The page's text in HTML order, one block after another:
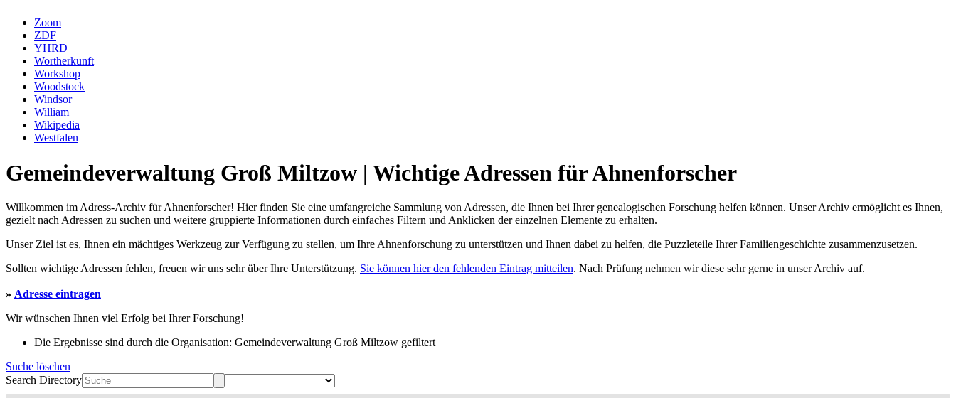
Zoom
ZDF
YHRD
Wortherkunft
Workshop
Woodstock
Windsor
William
Wikipedia
Westfalen
Gemeindeverwaltung Groß Miltzow | Wichtige Adressen für Ahnenforscher
Willkommen im Adress-Archiv für Ahnenforscher! Hier finden Sie eine umfangreiche Sammlung von Adressen, die Ihnen bei Ihrer genealogischen Forschung helfen können. Unser Archiv ermöglicht es Ihnen,
gezielt nach Adressen zu suchen und weitere gruppierte Informationen durch einfaches Filtern und Anklicken der einzelnen Elemente zu erhalten.
Unser Ziel ist es, Ihnen ein mächtiges Werkzeug zur Verfügung zu stellen, um Ihre Ahnenforschung zu unterstützen und Ihnen dabei zu helfen, die Puzzleteile Ihrer Familiengeschichte zusammenzusetzen.
Sollten wichtige Adressen fehlen, freuen wir uns sehr über Ihre Unterstützung. Sie können hier den fehlenden Eintrag mitteilen. Nach Prüfung nehmen wir diese sehr gerne in unser Archiv auf.
» Adresse eintragen
Wir wünschen Ihnen viel Erfolg bei Ihrer Forschung!
Die Ergebnisse sind durch die Organisation: Gemeindeverwaltung Groß Miltzow gefiltert
Suche löschen
Search Directory